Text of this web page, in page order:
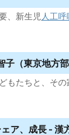
、新生児 人工呼
（東京地方部
もたちと、その
ア、成長 - 漢